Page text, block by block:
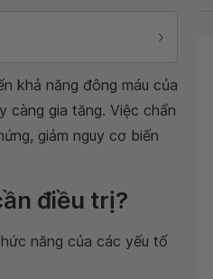
khả năng đông máu của
càng gia tăng. Việc chẩn
giảm nguy cơ biến
điều trị?
năng của các yếu tố